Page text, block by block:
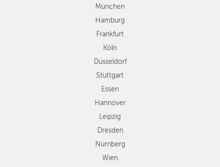
Stuttgart
Essen
Dresden
Nürnberg
Wien
Zürich
Andere
Regionen
München
Hamburg
Frankfurt
Köln
Düsseldorf
Stuttgart
Essen
Hannover
Leipzig
Dresden
Nürnberg
Wien